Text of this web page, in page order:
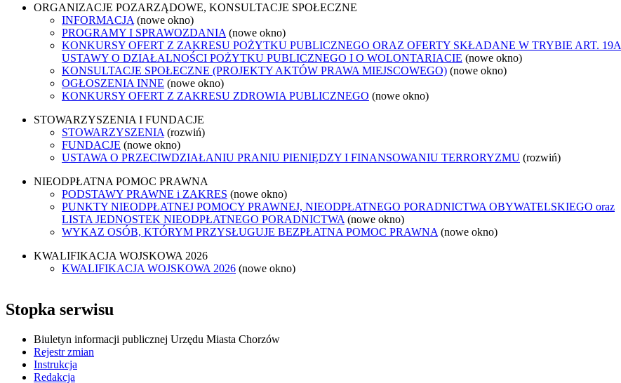
ORGANIZACJE POZARZĄDOWE, KONSULTACJE SPOŁECZNE
INFORMACJA (nowe okno)
PROGRAMY I SPRAWOZDANIA (nowe okno)
KONKURSY OFERT Z ZAKRESU POŻYTKU PUBLICZNEGO ORAZ OFERTY SKŁADANE W TRYBIE ART. 19A
USTAWY O DZIAŁALNOŚCI POŻYTKU PUBLICZNEGO I O WOLONTARIACIE (nowe okno)
KONSULTACJE SPOŁECZNE (PROJEKTY AKTÓW PRAWA MIEJSCOWEGO) (nowe okno)
OGŁOSZENIA INNE (nowe okno)
KONKURSY OFERT Z ZAKRESU ZDROWIA PUBLICZNEGO (nowe okno)
STOWARZYSZENIA I FUNDACJE
STOWARZYSZENIA (rozwiń)
FUNDACJE (nowe okno)
USTAWA O PRZECIWDZIAŁANIU PRANIU PIENIĘDZY I FINANSOWANIU TERRORYZMU (rozwiń)
NIEODPŁATNA POMOC PRAWNA
PODSTAWY PRAWNE i ZAKRES (nowe okno)
PUNKTY NIEODPŁATNEJ POMOCY PRAWNEJ, NIEODPŁATNEGO PORADNICTWA OBYWATELSKIEGO oraz
LISTA JEDNOSTEK NIEODPŁATNEGO PORADNICTWA (nowe okno)
WYKAZ OSÓB, KTÓRYM PRZYSŁUGUJE BEZPŁATNA POMOC PRAWNA (nowe okno)
KWALIFIKACJA WOJSKOWA 2026
KWALIFIKACJA WOJSKOWA 2026 (nowe okno)
Stopka serwisu
Biuletyn informacji publicznej Urzędu Miasta Chorzów
Rejestr zmian
Instrukcja
Redakcja